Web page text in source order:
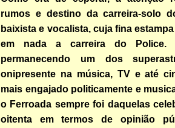
rumos e destino da carreira-solo
baixista e vocalista, cuja fina
em nada a carreira do Police.
permanecendo um dos
onipresente na música, TV e até
mais engajado politicamente e
o Ferroada sempre foi daquelas
oitenta em termos de opinião